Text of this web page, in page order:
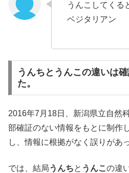
うんこしてくる
ベジタリアン
うんちとうんこの違いは
た。
2016年7月18日、新潟県立自然
部確証のない情報をもとに制作
し、情報に根拠がなく誤りがあ
では、結局うんちと うんこ の違